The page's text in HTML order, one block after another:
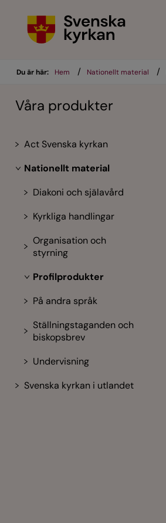
Du är här: Hem / Nationellt material /
Våra produkter
Act Svenska kyrkan
Nationellt material
Diakoni och själavård
Kyrkliga handlingar
Organisation och
styrning
Profilprodukter
På andra språk
Ställningstaganden och
biskopsbrev
Undervisning
Svenska kyrkan i utlandet